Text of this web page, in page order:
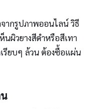
ากรูปภาพออนไลน์ วิธี
นผิวยางสีดำหรือสีเทา
รียบๆ ล้วน ต้องซื้อแผ่น